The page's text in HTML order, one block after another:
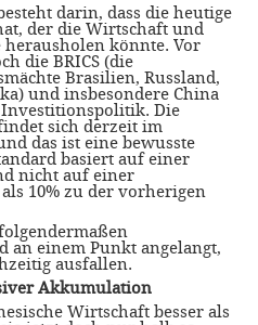
darin, dass die heutige
der die Wirtschaft und
herausholen könnte. Vor
die BRICS (die
Brasilien, Russland,
und insbesondere China
Die
sich derzeit im
das ist eine bewusste
basiert auf einer
nicht auf einer
10% zu der vorherigen
an einem Punkt angelangt,
ausfallen.
Akkumulation
Wirtschaft besser als